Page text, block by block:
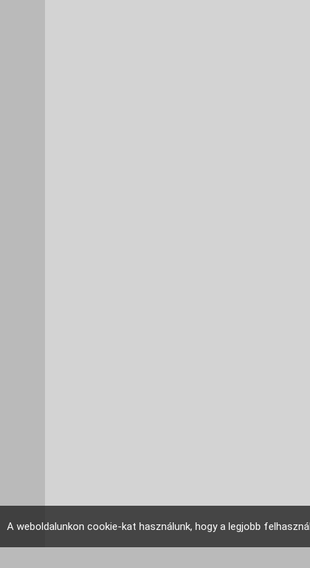
A weboldalunkon cookie-kat használunk, hogy a legjobb